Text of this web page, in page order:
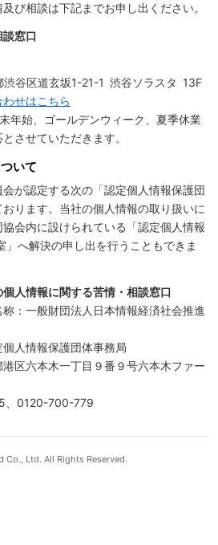
び相談は下記までお申し出ください。
窓口
谷区道玄坂1-21-1 渋谷ソラスタ 13F
せはこちら
年始、ゴールデンウィーク、夏季休業
させていただきます。
いて
が認定する次の「認定個人情報保護団
ります。当社の個人情報の取り扱いに
会内に設けられている「認定個人情報
」へ解決の申し出を行うこともできま
人情報に関する苦情・相談窓口
：一般財団法人日本情報経済社会推進
人情報保護団体事務局
区六本木一丁目９番９号六本木ファー
、0120-700-779
Co., Ltd. All Rights Reserved.